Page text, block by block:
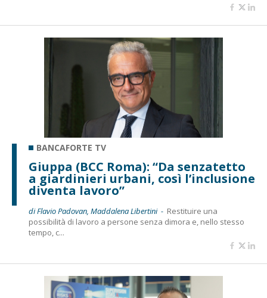
BANCAFORTE TV
Giuppa (BCC Roma): “Da senzatetto
a giardinieri urbani, così l’inclusione
diventa lavoro”
di Flavio Padovan, Maddalena Libertini - Restituire una
possibilità di lavoro a persone senza dimora e, nello stesso
tempo, c...